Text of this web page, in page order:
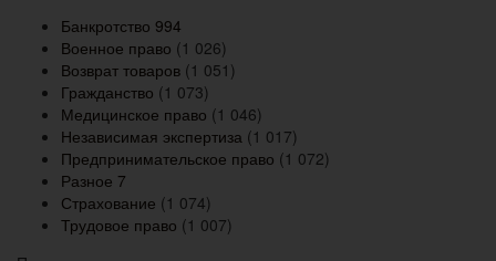
Банкротство 994
Военное право (1 026)
Возврат товаров (1 051)
Гражданство (1 073)
Медицинское право (1 046)
Независимая экспертиза (1 017)
Предпринимательское право (1 072)
Разное 7
Страхование (1 074)
Трудовое право (1 007)